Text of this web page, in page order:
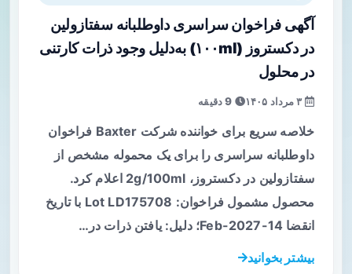
آگهی فراخوان سراسری داوطلبانه سفتازولین
در دکستروز (۱۰۰ml) به‌دلیل وجود ذرات کارتنی
در محلول
خلاصه سریع برای خواننده شرکت Baxter فراخوان
داوطلبانه سراسری را برای یک محموله مشخص از
سفتازولین در دکستروز، 2g/100ml اعلام کرد.
محصول مشمول فراخوان: Lot LD175708 با تاریخ
انقضا 14-Feb-2027؛ دلیل: یافتن ذرات در…
بیشتر بخوانید